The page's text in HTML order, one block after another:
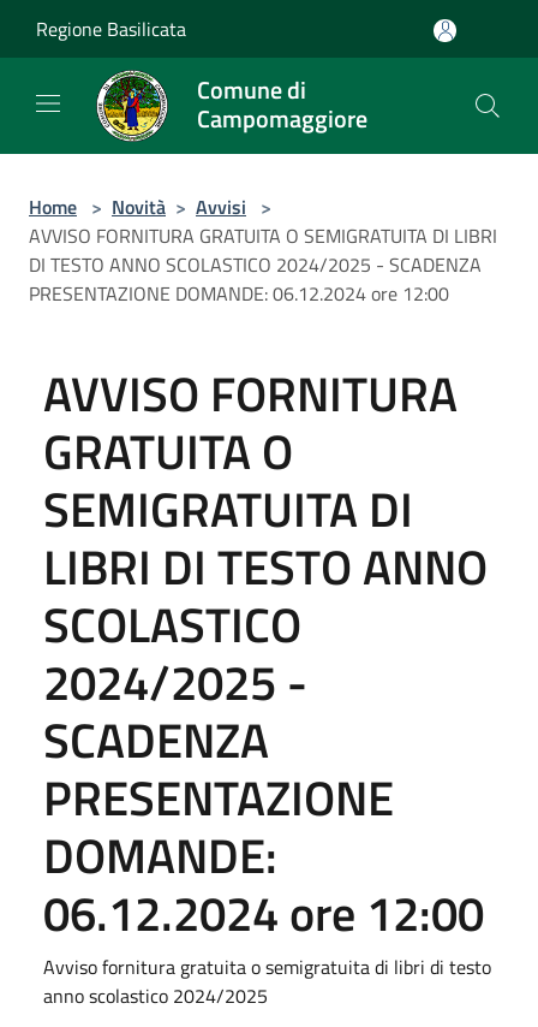
Regione Basilicata
Comune di
Campomaggiore
Home > Novità > Avvisi >
AVVISO FORNITURA GRATUITA O SEMIGRATUITA DI LIBRI
DI TESTO ANNO SCOLASTICO 2024/2025 - SCADENZA
PRESENTAZIONE DOMANDE: 06.12.2024 ore 12:00
AVVISO FORNITURA
GRATUITA O
SEMIGRATUITA DI
LIBRI DI TESTO ANNO
SCOLASTICO
2024/2025 -
SCADENZA
PRESENTAZIONE
DOMANDE:
06.12.2024 ore 12:00
Avviso fornitura gratuita o semigratuita di libri di testo
anno scolastico 2024/2025